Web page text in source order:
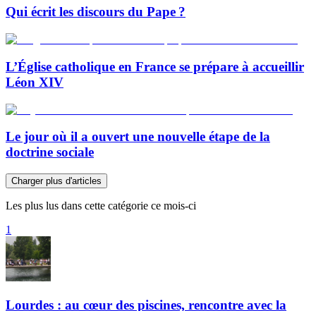
Qui écrit les discours du Pape ?
L’Église catholique en France se prépare à accueillir
Léon XIV
Le jour où il a ouvert une nouvelle étape de la
doctrine sociale
Charger plus d'articles
Les plus lus dans cette catégorie ce mois-ci
1
Lourdes : au cœur des piscines, rencontre avec la